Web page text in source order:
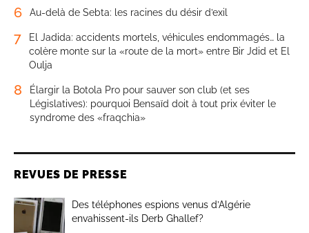
6 Au-delà de Sebta: les racines du désir d’exil
7
El Jadida: accidents mortels, véhicules endommagés… la
colère monte sur la «route de la mort» entre Bir Jdid et El
Oulja
8
Élargir la Botola Pro pour sauver son club (et ses
Législatives): pourquoi Bensaïd doit à tout prix éviter le
syndrome des «fraqchia»
REVUES DE PRESSE
Des téléphones espions venus d’Algérie
envahissent-ils Derb Ghallef?